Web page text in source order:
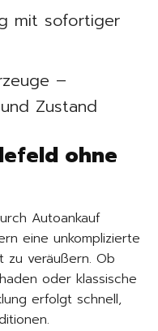
mit sofortiger
–
Zustand
ohne
Autoankauf
eine unkomplizierte
zu veräußern. Ob
oder klassische
erfolgt schnell,